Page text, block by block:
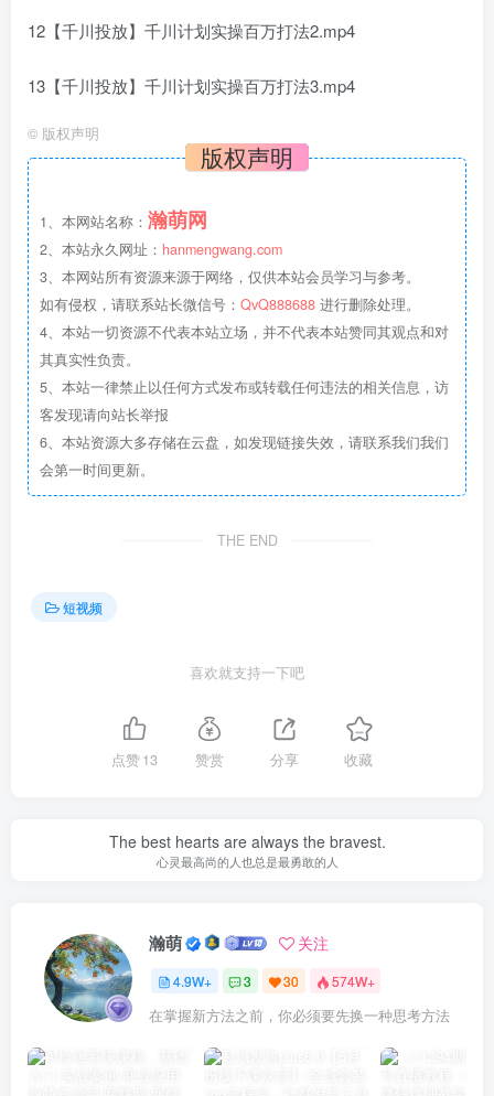
12【千川投放】千川计划实操百万打法2.mp4
13【千川投放】千川计划实操百万打法3.mp4
© 版权声明
版权声明
1、本网站名称： 瀚萌网
2、本站永久网址： hanmengwang.com
3、本网站所有资源来源于网络，仅供本站会员学习与参考。
如有侵权，请联系站长微信号： QvQ888688 进行删除处理。
4、本站一切资源不代表本站立场，并不代表本站赞同其观点和对
其真实性负责。
5、本站一律禁止以任何方式发布或转载任何违法的相关信息，访
客发现请向站长举报
6、本站资源大多存储在云盘，如发现链接失效，请联系我们我们
会第一时间更新。
THE END
短视频
喜欢就支持一下吧
点赞13 赞赏 分享 收藏
The best hearts are always the bravest.
心灵最高尚的人也总是最勇敢的人
瀚萌 关注
4.9W+ 3 30 574W+
在掌握新方法之前，你必须要先换一种思考方法